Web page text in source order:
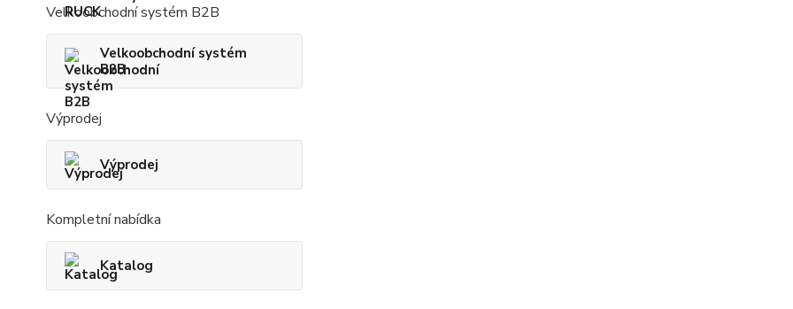
Velkoobchodní systém B2B
Velkoobchodní systém
B2B
Výprodej
Výprodej
Kompletní nabídka
Katalog